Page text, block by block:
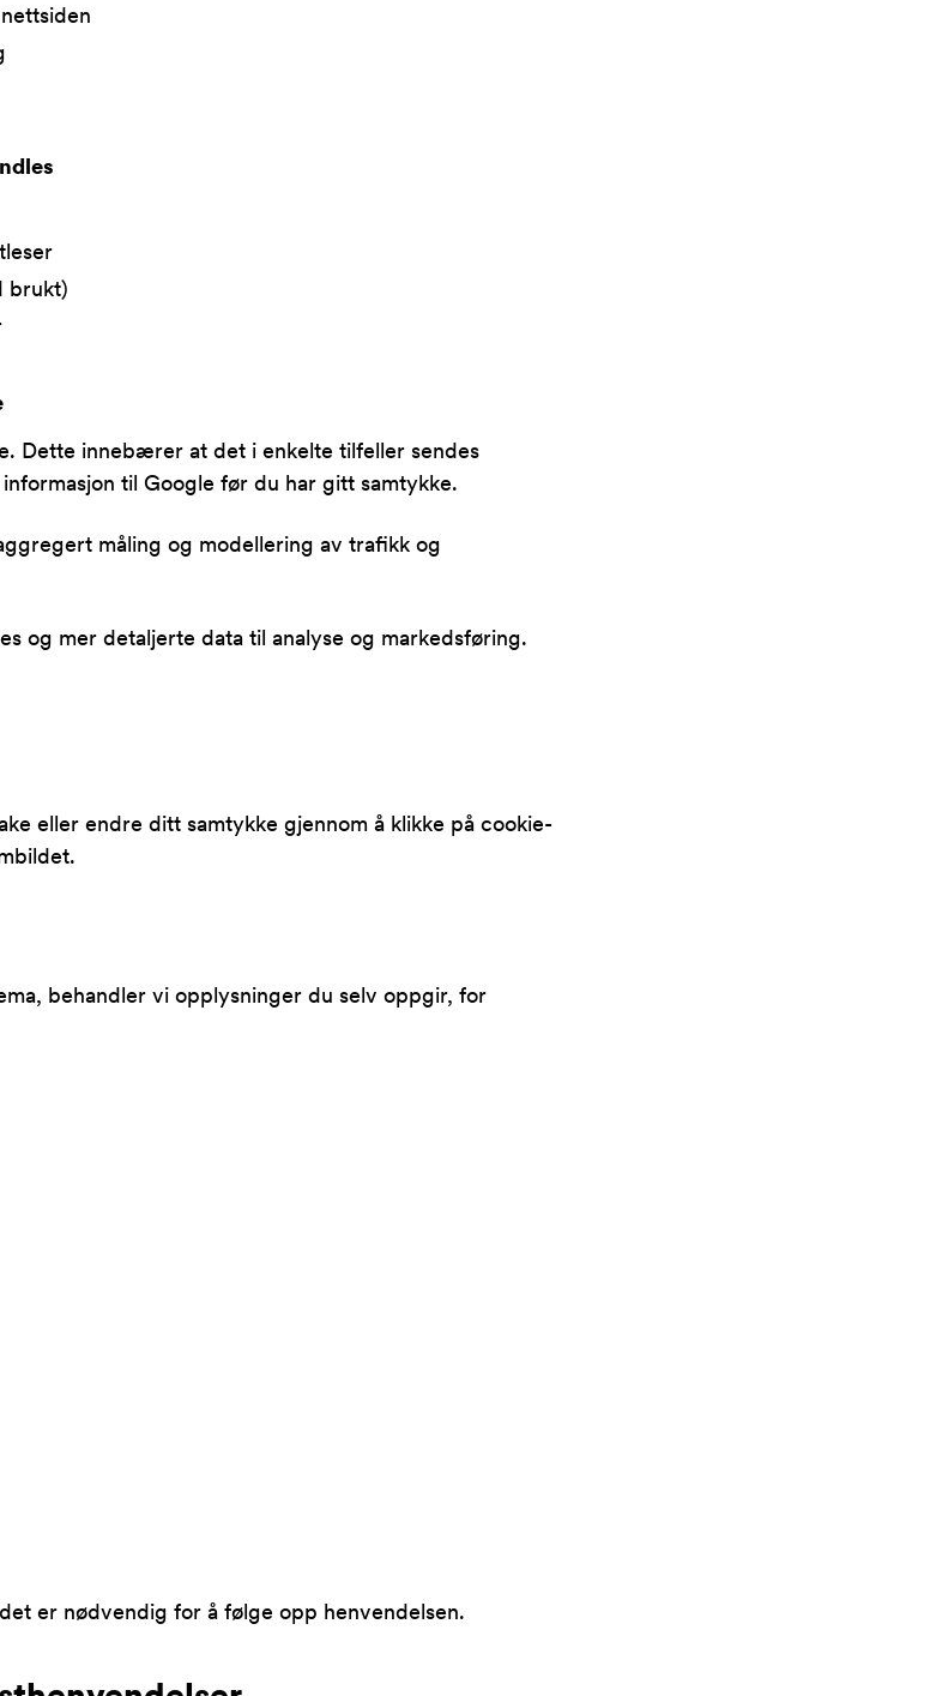
brukt)
Dette innebærer at det i enkelte tilfeller sendes
til Google før du har gitt samtykke.
måling og modellering av trafikk og
og mer detaljerte data til analyse og markedsføring.
eller endre ditt samtykke gjennom å klikke på cookie-
behandler vi opplysninger du selv oppgir, for
er nødvendig for å følge opp henvendelsen.